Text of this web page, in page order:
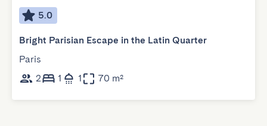
5.0
Bright Parisian Escape in the Latin Quarter
Paris
2
1 1 70 m²